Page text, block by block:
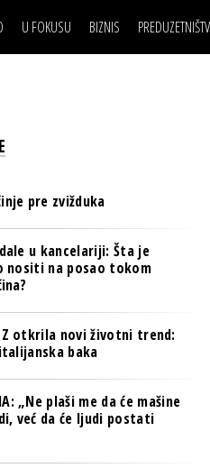
U FOKUSU BIZNIS
OSIGURANJE
TECH I AI
BIZNIS & SPORT
PULS REGIONA
NOVO NA RAFU
IZJAVA DANABIZNIS SCENA
BREND I
TECH I AI
BIZNIS & SPORT
pre zvižduka
u kancelariji: Šta je
nositi na posao tokom
Z otkrila novi životni trend:
baka
„Ne plaši me da će mašine
već da će ljudi postati